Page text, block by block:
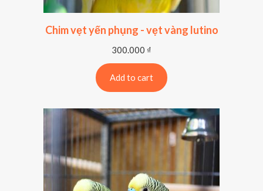
Chim vẹt yến phụng - vẹt vàng lutino
300.000 ₫
Add to cart